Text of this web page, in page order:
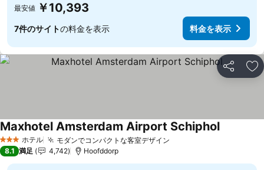
最安値 ￥10,393
7件のサイトの料金を表示 料金を表示
シェア お
3 ホテルのランク
ホテル モダンでコンパクトな客室デザイン
Maxhotel Amsterdam Airport Schiphol
8.1 満足 4,742 Hoofddorp